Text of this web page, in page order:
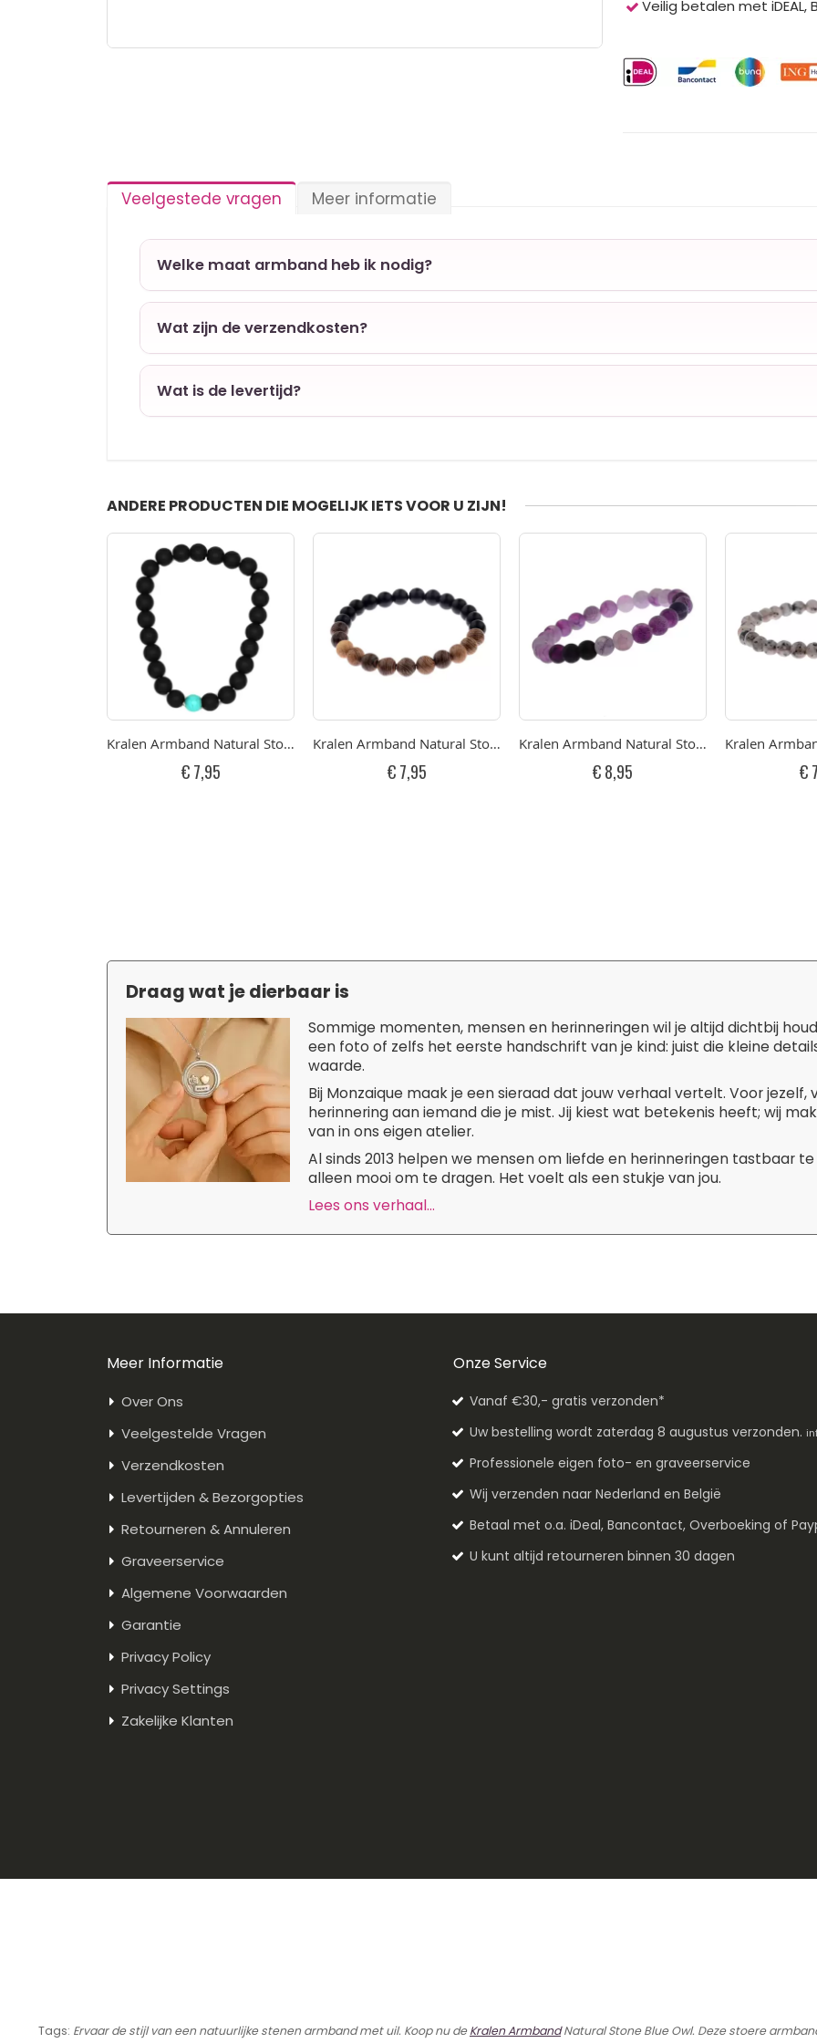
Veilig betalen met iDEAL,
Veelgestede vragen
Welke maat armband heb ik nodig?
Wat zijn de verzendkosten?
Wat is de levertijd?
Meer informatie
ANDERE PRODUCTEN DIE MOGELIJK IETS VOOR U ZIJN!
Kralen Armband Natural Stone Black/Turquoise 17-19cm
€ 7,95
Kralen Armband Natural Stone Black/Brown 17-19cm
€ 7,95
Kralen Armband Natural Stone Purple 17-19cm
€ 8,95
Kralen
€
Draag wat je dierbaar is
Sommige momenten, mensen en herinneringen wil je altijd dichtbij
een foto of zelfs het eerste handschrift van je kind: juist die kleine
waarde.
Bij Monzaique maak je een sieraad dat jouw verhaal vertelt. Voor
herinnering aan iemand die je mist. Jij kiest wat betekenis heeft; wij
van in ons eigen atelier.
Al sinds 2013 helpen we mensen om liefde en herinneringen tastbaar
alleen mooi om te dragen. Het voelt als een stukje van jou.
Lees ons verhaal...
Meer Informatie
Over Ons
Veelgestelde Vragen
Verzendkosten
Levertijden & Bezorgopties
Retourneren & Annuleren
Graveerservice
Algemene Voorwaarden
Garantie
Privacy Policy
Privacy Settings
Zakelijke Klanten
Onze Service
Vanaf €30,- gratis verzonden*
Uw bestelling wordt zaterdag 8 augustus verzonden.
Professionele eigen foto- en graveerservice
Wij verzenden naar Nederland en België
Betaal met o.a. iDeal, Bancontact, Overboeking of
U kunt altijd retourneren binnen 30 dagen
Tags: Ervaar de stijl van een natuurlijke stenen armband met uil. Koop nu deKralen ArmbandNatural Stone Blue Owl. Deze stoere